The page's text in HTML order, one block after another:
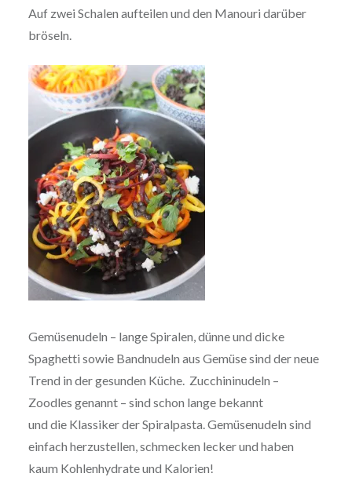
Auf zwei Schalen aufteilen und den Manouri darüber
bröseln.
Gemüsenudeln – lange Spiralen, dünne und dicke
Spaghetti sowie Bandnudeln aus Gemüse sind der neue
Trend in der gesunden Küche. Zucchininudeln –
Zoodles genannt – sind schon lange bekannt
und die Klassiker der Spiralpasta. Gemüsenudeln sind
einfach herzustellen, schmecken lecker und haben
kaum Kohlenhydrate und Kalorien!